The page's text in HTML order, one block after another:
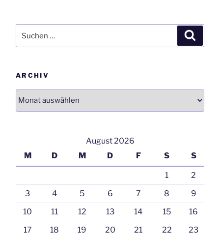
nach:
ARCHIV
Archiv
August 2026
M
D M D F S S
1
2
3
4 5 6 7 8
9
10
11 12 13 14 15
16
17
18 19 20 21 22
23